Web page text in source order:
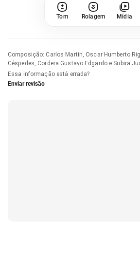
Tom Rolagem Mídia
Composição: Carlos Martin, Oscar Humberto
Céspedes, Cordera Gustavo Edgardo e Subira
Essa informação está errada?
Enviar revisão